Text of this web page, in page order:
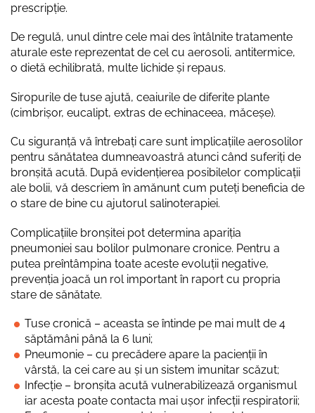
prescripție.
De regulă, unul dintre cele mai des întâlnite tratamente
aturale este reprezentat de cel cu aerosoli, antitermice,
o dietă echilibrată, multe lichide și repaus.
Siropurile de tuse ajută, ceaiurile de diferite plante
(cimbrișor, eucalipt, extras de echinaceea, măceșe).
Cu siguranță vă întrebați care sunt implicațiile aerosolilor
pentru sănătatea dumneavoastră atunci când suferiți de
bronșită acută. După evidențierea posibilelor complicații
ale bolii, vă descriem în amănunt cum puteți beneficia de
o stare de bine cu ajutorul salinoterapiei.
Complicațiile bronșitei pot determina apariția
pneumoniei sau bolilor pulmonare cronice. Pentru a
putea preîntâmpina toate aceste evoluții negative,
prevenția joacă un rol important în raport cu propria
stare de sănătate.
Tuse cronică – aceasta se întinde pe mai mult de 4
săptămâni până la 6 luni;
Pneumonie – cu precădere apare la pacienții în
vârstă, la cei care au și un sistem imunitar scăzut;
Infecție – bronșita acută vulnerabilizează organismul
iar acesta poate contacta mai ușor infecții respiratorii;